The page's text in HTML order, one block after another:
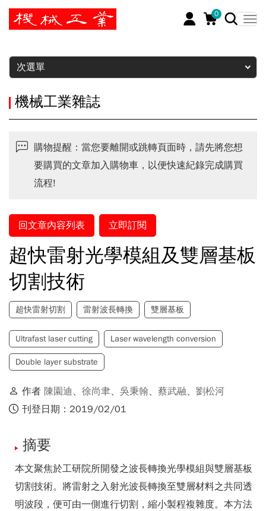
0
暫停
次選單
機械工業雜誌
購物提醒：當您要離開或跳轉頁面時，請先將您想
要購買的文章加入購物車，以便快速紀錄完成購買
流程!
回文章內容列表 立即訂閱
超快雷射光學模組及雙層基板
切割技術
超快雷射切割 雷射波長轉換 雙層基板
Ultrafast laser cutting Laser wavelength conversion
Double layer substrate
作者 陳園迪、 徐尚聿、 吳秉翰、 蔡武融、 劉松河
刊登日期：2019/02/01
摘要
本文聚焦於工研院所開發之波長轉換光學模組與雙層基板
切割技術。將雷射之入射光波長轉換至雙層材料之共同透
明波段，便可由一側進行切割，縮小製程複雜度。本方法